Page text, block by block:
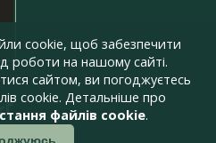
cookie, щоб забезпечити
роботи на нашому сайті.
сайтом, ви погоджуєтесь
cookie. Детальніше про
файлів cookie.